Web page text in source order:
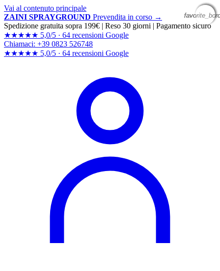
Vai al contenuto principale
ZAINI SPRAYGROUND Prevendita in corso →
Spedizione gratuita sopra 199€ | Reso 30 giorni | Pagamento sicuro
★★★★★ 5,0/5 · 64 recensioni Google
Chiamaci: +39 0823 526748
★★★★★ 5,0/5 · 64 recensioni Google